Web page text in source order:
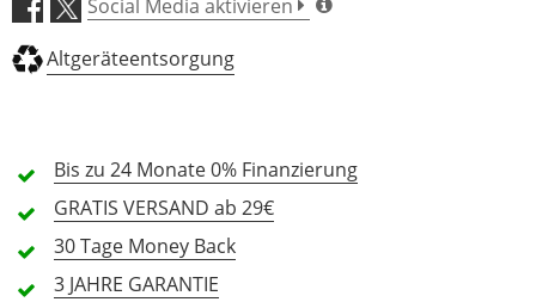
4 Sterne
3 Sterne
Alle Sprachen
Social Media aktivieren
Altgeräteentsorgung
Bis zu 24 Monate0% Finanzierung
GRATIS VERSAND ab 29€
30 Tage Money Back
3 JAHRE GARANTIE